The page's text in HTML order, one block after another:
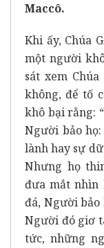
Maccô.
Khi ấy, Chúa
một người
sát xem
không, để tố
khô bại rằng:
Người bảo
lành hay sự
Nhưng họ
đưa mắt nhìn
đá, Người bảo
Người đó giơ
tức, những